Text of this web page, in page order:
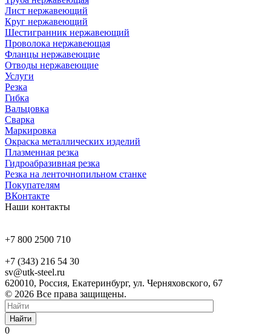
Лист нержавеющий
Круг нержавеющий
Шестигранник нержавеющий
Проволока нержавеющая
Фланцы нержавеющие
Отводы нержавеющие
Услуги
Резка
Гибка
Вальцовка
Сварка
Маркировка
Окраска металлических изделий
Плазменная резка
Гидроабразивная резка
Резка на ленточнопильном станке
Покупателям
ВКонтакте
Наши контакты
+7 800 2500 710
+7 (343) 216 54 30
sv@utk-steel.ru
620010, Россия, Екатеринбург, ул. Черняховского, 67
© 2026 Все права защищены.
Найти
0